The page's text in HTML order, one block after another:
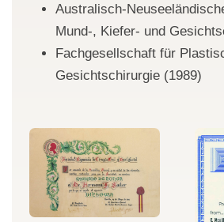
Australisch-
Mund-, Kiefer- und
Fachgesellschaft für
Gesichtschirurgie (1989)